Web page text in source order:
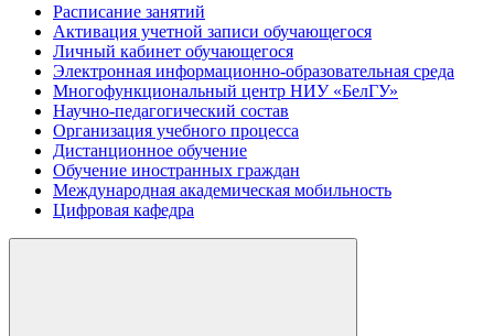
Расписание занятий
Активация учетной записи обучающегося
Личный кабинет обучающегося
Электронная информационно-образовательная среда
Многофункциональный центр НИУ «БелГУ»
Научно-педагогический состав
Организация учебного процесса
Дистанционное обучение
Обучение иностранных граждан
Международная академическая мобильность
Цифровая кафедра